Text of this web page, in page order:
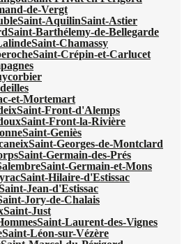
de-Vergt
Saint-AquilinSaint-Astier
Saint-Barthélemy-de-Bellegarde
Saint-Chamassy
Saint-Crépin-et-Carlucet
et-Mortemart
Saint-Front-d'Alemps
Saint-Front-la-Rivière
Saint-Geniès
Saint-Georges-de-Montclard
Saint-Germain-des-Prés
Saint-Germain-et-Mons
Saint-Hilaire-d'Estissac
Jean-d'Estissac
Jory-de-Chalais
Saint-Just
Saint-Laurent-des-Vignes
Saint-Léon-sur-Vézère